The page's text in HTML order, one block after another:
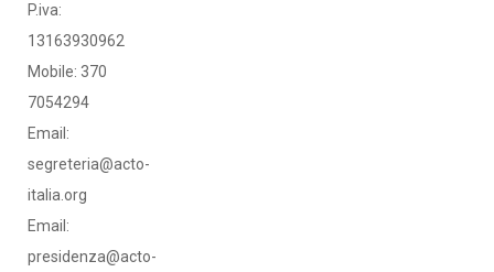
P.iva:
13163930962
Mobile: 370
7054294
Email:
segreteria@acto-
italia.org
Email:
presidenza@acto-